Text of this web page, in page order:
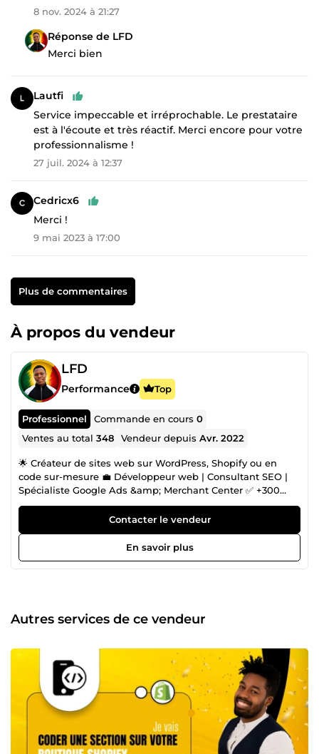
8 nov. 2024 à 21:27
Réponse de LFD
Merci bien
Lautfi
Service impeccable et irréprochable. Le prestataire
est à l'écoute et très réactif. Merci encore pour votre
professionnalisme !
27 juil. 2024 à 12:37
Cedricx6
Merci !
9 mai 2023 à 17:00
Plus de commentaires
À propos du vendeur
LFD
Performance Top
Professionnel Commande en cours0
Ventes au total348 Vendeur depuisAvr. 2022
🌟 Créateur de sites web sur WordPress, Shopify ou en
code sur-mesure 💼 Développeur web | Consultant SEO |
Spécialiste Google Ads &amp; Merchant Center ✅ +300
clients satisfaits | 8 ans d’expérience 🛠️ Sites vitrines, e-
commerce, blogs, réservations, portfolios, etc. 🧩 Spécialiste
du développement de sections personnalisées sur Shopify
🎯 Design pro, performance, solutions sur mesure 📈
Stratégies SEO puissantes pour booster votre visibilité 🚀
Parlons-en sur ComeUp ! 👉 Cliquez sur &quot;Contacter le
vendeur&quot; pour démarrer. NB : Pour certains services
votre site, par exemple sur Shopify, ou d’effectuer une
sauvegarde via une extension WordPress, ou encore sur
une autre plateforme. Cette procédure permet de garantir
la sécurité de votre site principal et d'éviter tout risque de
dommage, car j’en suis responsable durant l’intervention.
Si vous constatez cette duplication ou sauvegarde, sachez
que cela est fait uniquement dans votre intérêt et non
pour conserver votre site. C’est une recommandation
Contacter le vendeur
En savoir plus
Autres services de ce vendeur